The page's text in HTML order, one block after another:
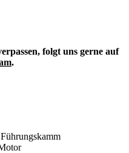
folgt uns gerne auf
.